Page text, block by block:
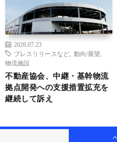
2026.07.23
プレスリリースなど
動向/展望
物流施設
不動産協会、中継・基幹物流
拠点開発への支援措置拡充を
継続して訴え